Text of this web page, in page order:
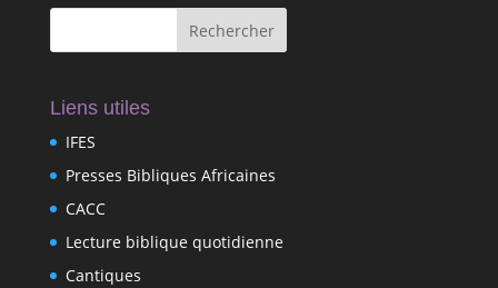
Liens utiles
IFES
Presses Bibliques Africaines
CACC
Lecture biblique quotidienne
Cantiques